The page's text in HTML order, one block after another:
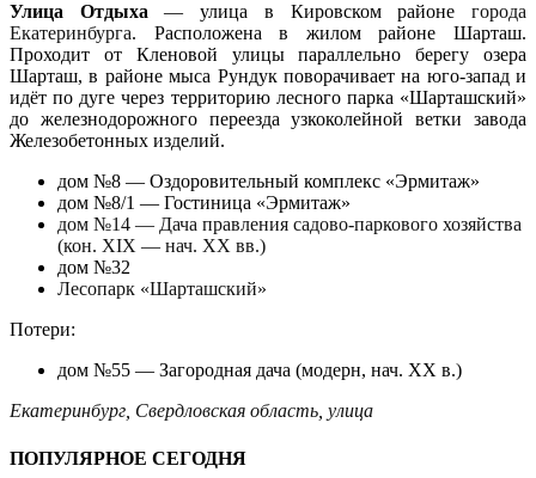
Улица Отдыха — улица в Кировском районегорода
Екатеринбурга. Расположена в жилом районе Шарташ.
Проходит от Кленовой улицы параллельно берегу озера
Шарташ, в районе мыса Рундук поворачивает на юго-запад и
идёт по дуге через территорию лесного парка «Шарташский»
до железнодорожного переезда узкоколейной ветки завода
Железобетонных изделий.
дом №8 — Оздоровительный комплекс «Эрмитаж»
дом №8/1 — Гостиница «Эрмитаж»
дом №14 — Дача правления садово-паркового хозяйства
(кон. XIX — нач. XX вв.)
дом №32
Лесопарк «Шарташский»
Потери:
дом №55 — Загородная дача (модерн, нач. XX в.)
Екатеринбург Свердловская область улица
ПОПУЛЯРНОЕ СЕГОДНЯ